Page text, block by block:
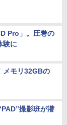
Pro」。圧巻の
験に
メモリ32GBの
撮影班が潜